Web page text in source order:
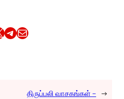
Share this article on TelegramEmail this Article
திருப்பலி வாசகங்கள் – →